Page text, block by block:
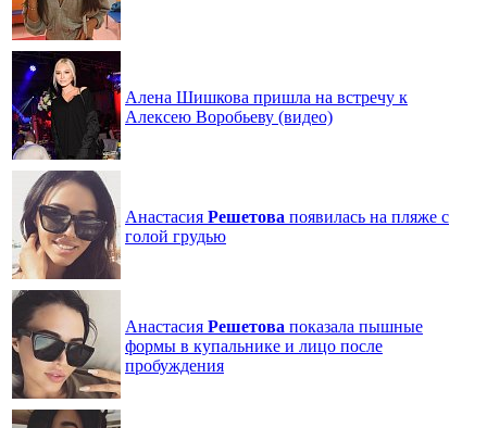
Алена Шишкова пришла на встречу к
Алексею Воробьеву (видео)
Анастасия Решетова появилась на пляже с
голой грудью
Анастасия Решетова показала пышные
формы в купальнике и лицо после
пробуждения